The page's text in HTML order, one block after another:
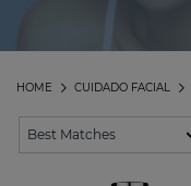
CUIDADO FACIAL
HOME